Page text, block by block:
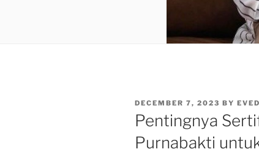
POSTED
ON
DECEMBER 7, 2023 BY
Pentingnya
Purnabakti